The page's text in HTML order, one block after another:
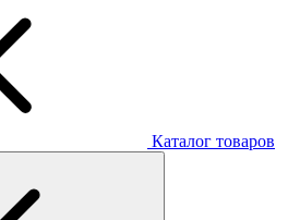
Каталог товаров